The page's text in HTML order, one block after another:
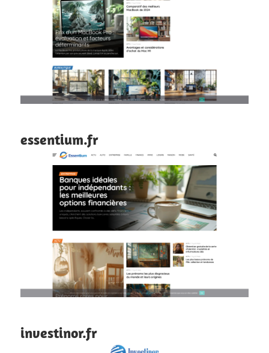
essentium.fr
investinor.fr